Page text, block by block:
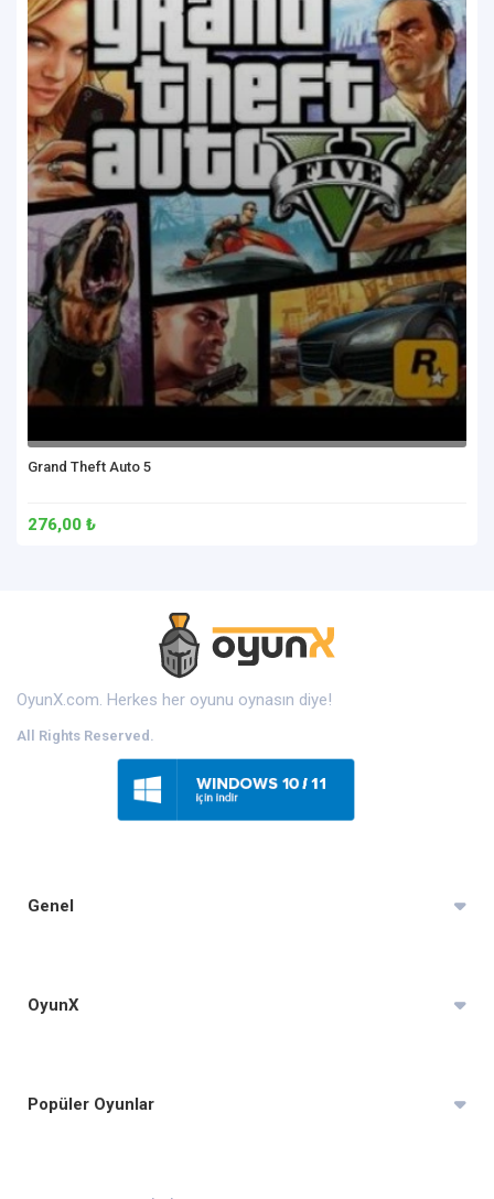
Grand Theft Auto 5
276,00 ₺
OyunX.com. Herkes her oyunu oynasın diye!
All Rights Reserved.
Genel
OyunX
Popüler Oyunlar